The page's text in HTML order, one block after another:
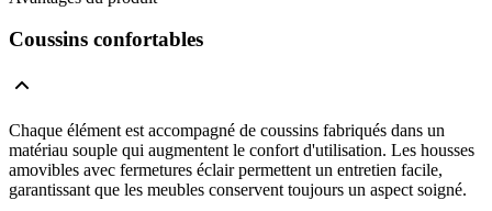
Coussins confortables
Chaque élément est accompagné de coussins fabriqués dans un
matériau souple qui augmentent le confort d'utilisation. Les housses
amovibles avec fermetures éclair permettent un entretien facile,
garantissant que les meubles conservent toujours un aspect soigné.